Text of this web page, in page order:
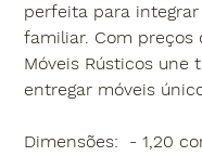
perfeita para
familiar. Com preços
Móveis Rústicos une
entregar móveis
Dimensões: - 1,20